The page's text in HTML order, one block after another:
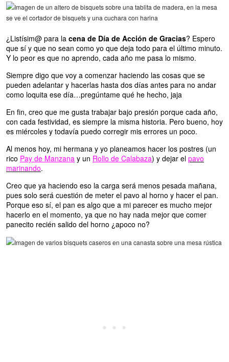
¿Listísim@ para la cena de Día de Acción de Gracias? Espero
que sí y que no sean como yo que deja todo para el último minuto.
Y lo peor es que no aprendo, cada año me pasa lo mismo.
Siempre digo que voy a comenzar haciendo las cosas que se
pueden adelantar y hacerlas hasta dos días antes para no andar
como loquita ese día…pregúntame qué he hecho, jaja
En fin, creo que me gusta trabajar bajo presión porque cada año,
con cada festividad, es siempre la misma historia. Pero bueno, hoy
es miércoles y todavía puedo corregir mis errores un poco.
Al menos hoy, mi hermana y yo planeamos hacer los postres (un
rico Pay de Manzana y un Rollo de Calabaza) y dejar el pavo
marinando.
Creo que ya haciendo eso la carga será menos pesada mañana,
pues solo será cuestión de meter el pavo al horno y hacer el pan.
Porque eso sí, el pan es algo que a mi parecer es mucho mejor
hacerlo en el momento, ya que no hay nada mejor que comer
panecito recién salido del horno ¿apoco no?